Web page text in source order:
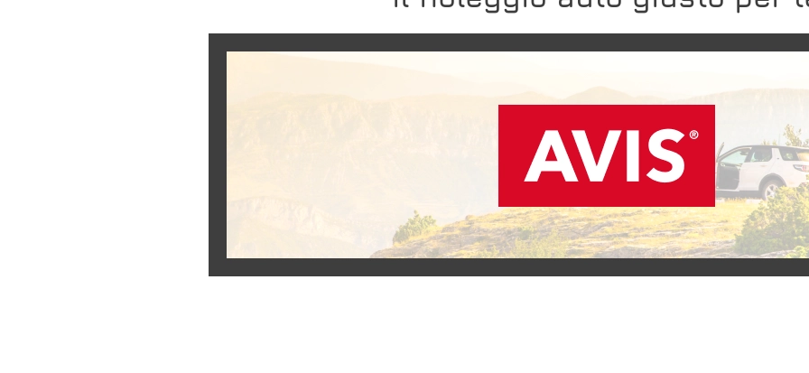
SCOPRI L'OFFERTA